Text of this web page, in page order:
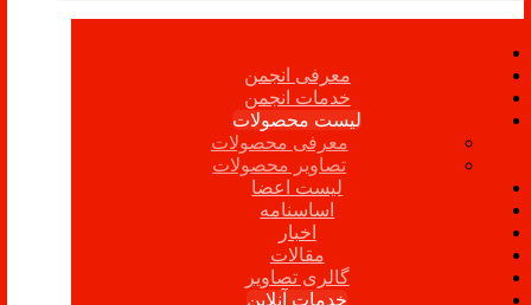
معرفی انجمن
خدمات انجمن
لیست محصولات
معرفی محصولات
تصاویر محصولات
لیست اعضا
اساسنامه
اخبار
مقالات
گالری تصاویر
خدمات آنلاین